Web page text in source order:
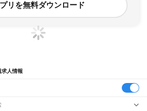
リを無料ダウンロード
人情報